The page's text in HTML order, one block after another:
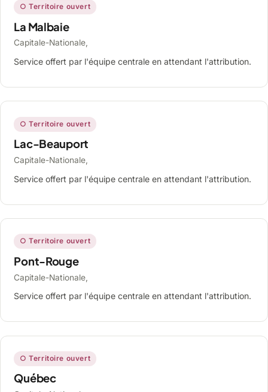
○ Territoire ouvert
La Malbaie
Capitale-Nationale,
Service offert par l'équipe centrale en attendant l'attribution.
○ Territoire ouvert
Lac-Beauport
Capitale-Nationale,
Service offert par l'équipe centrale en attendant l'attribution.
○ Territoire ouvert
Pont-Rouge
Capitale-Nationale,
Service offert par l'équipe centrale en attendant l'attribution.
○ Territoire ouvert
Québec